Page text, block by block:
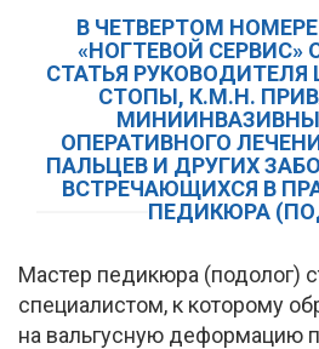
В ЧЕТВЕРТОМ
«НОГТЕВОЙ СЕРВИС»
СТАТЬЯ РУКОВОДИТЕЛЯ
СТОПЫ, К.М.Н.
ОПЕРАТИВНОГО
ПАЛЬЦЕВ И ДРУГИХ
ВСТРЕЧАЮЩИХСЯ В
ПЕДИКЮРА
Мастер педикюра (подолог)
специалистом, к которому
на вальгусную деформацию